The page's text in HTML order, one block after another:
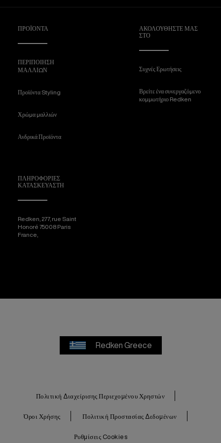
ΠΡΟΪΟΝΤΑ
ΠΕΡΙΠΟΙΗΣΗ
ΜΑΛΛΙΩΝ
Προϊόντα Styling
Χρώμα μαλλιών
Ανδρικά Προϊόντα
ΑΚΟΛΟΥΘΉΣΤΕ ΜΑΣ
ΣΤΟ
Συχνές Ερωτήσεις
Βρείτε ένα συνεργαζόμενο
κομμωτήριο Redken
ΠΛΗΡΟΦΟΡΊΕΣ
ΚΑΤΑΣΚΕΥΑΣΤΉ
Redken, 277, rue Saint
Honoré 75008 Paris
France,
Redken Greece
Πολιτική Διαχείρισης Περιεχομένου Χρηστών
Όροι Χρήσης Πολιτική Προστασίας Δεδομένων
Ρυθμίσεις Cookies